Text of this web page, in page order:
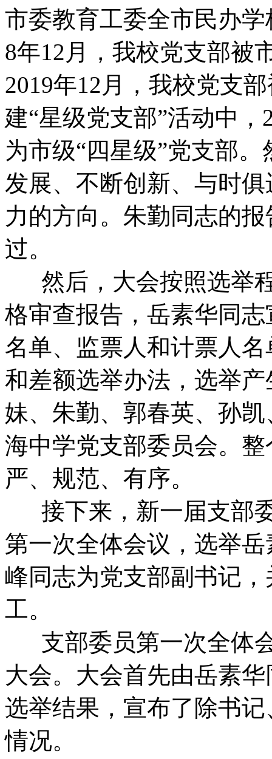
市委教育工委全市民办
8年12月，我校党支部被
2019年12月，我校党支
建“星级党支部”活动中
为市级“四星级”党支部
发展、不断创新、与时
力的方向。朱勤同志的
过。
然后，大会按照选举
格审查报告，岳素华同
名单、监票人和计票人
和差额选举办法，选举
妹、朱勤、郭春英、孙
海中学党支部委员会。
严、规范、有序。
接下来，新一届支部
第一次全体会议，选举
峰同志为党支部副书记
工。
支部委员第一次全体
大会。大会首先由岳素
选举结果，宣布了除书
情况。